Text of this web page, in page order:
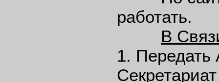
работать.
В
1. Передать